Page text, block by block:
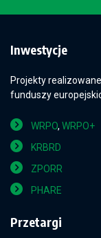
Inwestycje
Projekty
funduszy
WRPO, WRPO+
KRBRD
ZPORR
PHARE
Przetargi